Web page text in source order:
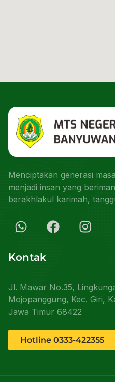
Menciptakan generasi
menjadi insan yang
berakhlakul karimah,
Kontak
Jl. Mawar No.35,
Mojopanggung, Kec. Giri,
Jawa Timur 68422
Hotline 0333-422355